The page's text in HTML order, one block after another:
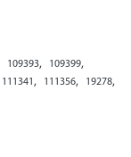
109393, 109399,
111341 , 111356, 19278,